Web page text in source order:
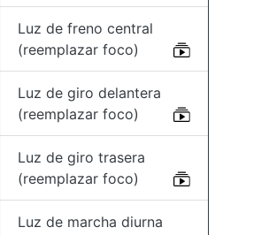
Luz de freno central
(reemplazar foco)
Luz de giro delantera
(reemplazar foco)
Luz de giro trasera
(reemplazar foco)
Luz de marcha diurna